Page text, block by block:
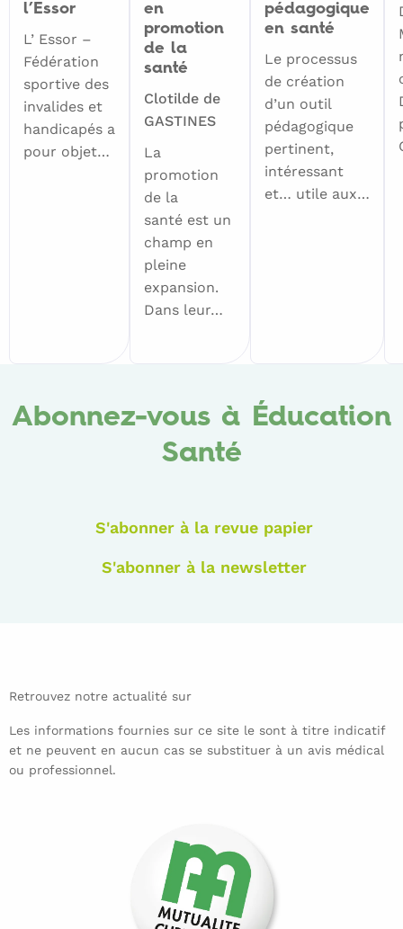
l’Essor
L’ Essor –
Fédération
sportive des
invalides et
handicapés a
pour objet…
en
promotion
de la
santé
Clotilde de
GASTINES
La
promotion
de la
santé est un
champ en
pleine
expansion.
Dans leur…
pédagogique
en santé
Le processus
de création
d’un outil
pédagogique
pertinent,
intéressant
et… utile aux…
Abonnez-vous à Éducation
Santé
S'abonner à la revue papier
S'abonner à la newsletter
Retrouvez notre actualité sur
Les informations fournies sur ce site le sont à titre indicatif
et ne peuvent en aucun cas se substituer à un avis médical
ou professionnel.